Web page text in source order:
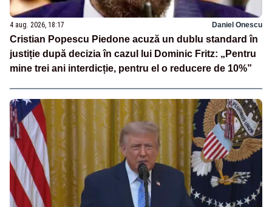
4 aug. 2026, 18:17 Daniel Onescu
Cristian Popescu Piedone acuză un dublu standard în
justiție după decizia în cazul lui Dominic Fritz: „Pentru
mine trei ani interdicție, pentru el o reducere de 10%”